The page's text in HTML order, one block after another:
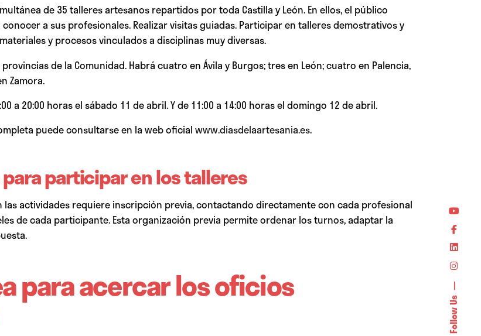
Follow Us
de 35 talleres artesanos repartidos por toda Castilla y León. En ellos, el público
a sus profesionales. Realizar visitas guiadas. Participar en talleres demostrativos y
y procesos vinculados a disciplinas muy diversas.
de la Comunidad. Habrá cuatro en Ávila y Burgos; tres en León; cuatro en Palencia,
Zamora.
a 20:00 horas el sábado 11 de abril. Y de 11:00 a 14:00 horas el domingo 12 de abril.
puede consultarse en la web oficialwww.diasdelaartesania.es.
participar en los talleres
las actividades requiere inscripción previa, contactando directamente con cada profesional
de cada participante. Esta organización previa permite ordenar los turnos, adaptar la
para acercar los oficios